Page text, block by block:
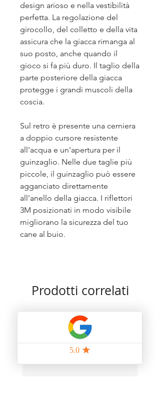
design arioso e nella vestibilità
perfetta. La regolazione del
girocollo, del colletto e della vita
assicura che la giacca rimanga al
suo posto, anche quando il
gioco si fa più duro. Il taglio della
parte posteriore della giacca
protegge i grandi muscoli della
coscia.
Sul retro è presente una cerniera
a doppio cursore resistente
all'acqua e un'apertura per il
guinzaglio. Nelle due taglie più
piccole, il guinzaglio può essere
agganciato direttamente
all'anello della giacca. I riflettori
3M posizionati in modo visibile
migliorano la sicurezza del tuo
cane al buio.
Prodotti correlati